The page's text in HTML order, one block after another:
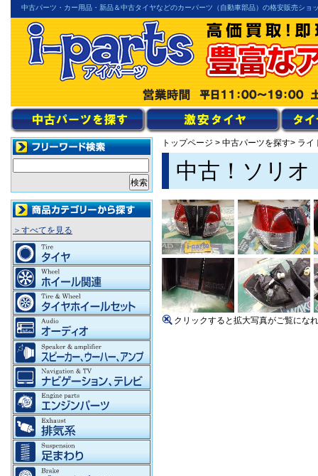
中古パーツ・カー用品・新品＆中古タイヤなどのカーパーツ（自動車部品）の格安販売ショ
トップページ > 中古パーツを探す> ライ
中古！ソリオ
クリックすると拡大写真がご覧にな
＞すべてを見る